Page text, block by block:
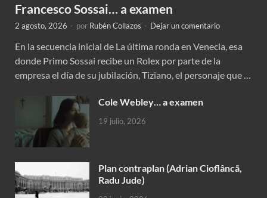
Francesco Sossai… a examen
2 agosto, 2026 - por Rubén Collazos - Dejar un comentario
En la secuencia inicial de La última ronda en Venecia, esa
donde Primo Sossai recibe un Rolex por parte de la
empresa el día de su jubilación, Tiziano, el personaje que …
Cole Webley… a examen
19 julio, 2026
Plan contraplan (Adrian Cioflâncã,
Radu Jude)